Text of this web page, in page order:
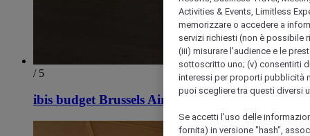
/ 5
ibis budget Brussels Airport
Activities & Events, Limitless
memorizzare o accedere a
servizi richiesti (non è possibile
(iii) misurare l'audience e le
sottoscritto uno; (v) consentirti
interessi per proporti pubblicità
puoi scegliere tra questi diversi
Se accetti l'uso delle
fornita) in versione "hash",